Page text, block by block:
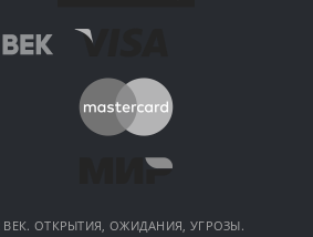
ВЕК. ОТКРЫТИЯ, ОЖИДАНИЯ, УГРОЗЫ.